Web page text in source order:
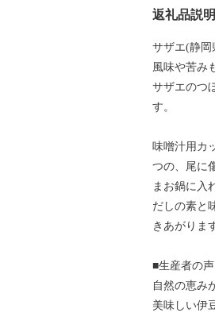
返礼品説明
サザエ(静岡
風味や苦み
サザエのつ
す。
味噌汁用カ
つの、尾に
まお鍋に入
だしの素と
きあがりま
■生産者の声
自然の恵み
美味しい伊